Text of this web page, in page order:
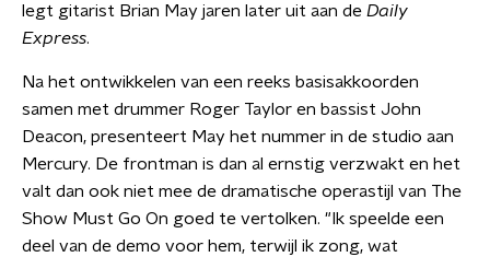
legt gitarist Brian May jaren later uit aan de Daily
Express.
Na het ontwikkelen van een reeks basisakkoorden
samen met drummer Roger Taylor en bassist John
Deacon, presenteert May het nummer in de studio aan
Mercury. De frontman is dan al ernstig verzwakt en het
valt dan ook niet mee de dramatische operastijl van The
Show Must Go On goed te vertolken. "Ik speelde een
deel van de demo voor hem, terwijl ik zong, wat